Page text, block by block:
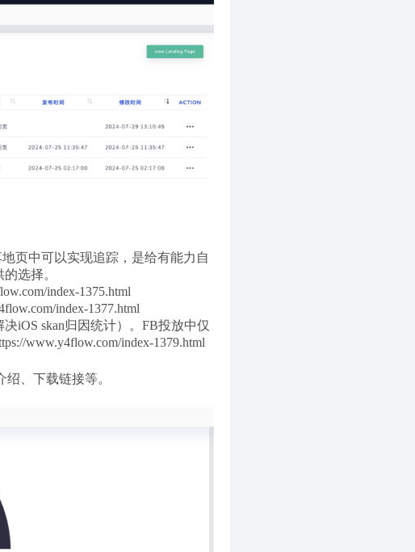
页中可以实现追踪，是给有能力自
选择。
index-1375.html
index-1377.html
iOS skan归因统计）。FB投放中仅
www.y4flow.com/index-1379.html
、下载链接等。